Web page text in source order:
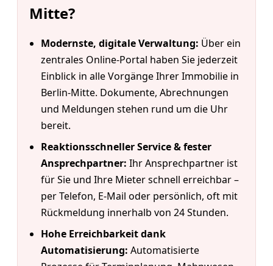
Mitte?
Modernste, digitale Verwaltung: Über ein
zentrales Online-Portal haben Sie jederzeit
Einblick in alle Vorgänge Ihrer Immobilie in
Berlin-Mitte. Dokumente, Abrechnungen
und Meldungen stehen rund um die Uhr
bereit.
Reaktionsschneller Service & fester
Ansprechpartner: Ihr Ansprechpartner ist
für Sie und Ihre Mieter schnell erreichbar –
per Telefon, E-Mail oder persönlich, oft mit
Rückmeldung innerhalb von 24 Stunden.
Hohe Erreichbarkeit dank
Automatisierung: Automatisierte